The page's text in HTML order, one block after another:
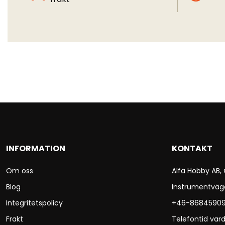
INFORMATION
Om oss
Blog
Integritetspolicy
Frakt
KONTAKT
Alfa Hobby
+46-
Telefontid